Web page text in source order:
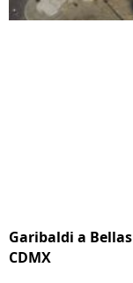
Garibaldi a
CDMX